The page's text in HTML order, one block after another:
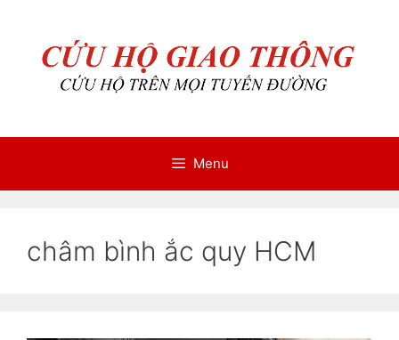
Menu
châm bình ắc quy HCM